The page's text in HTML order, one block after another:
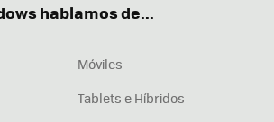
hablamos de...
Móviles
Tablets e Híbridos